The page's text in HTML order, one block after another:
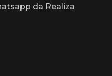
da Realiza